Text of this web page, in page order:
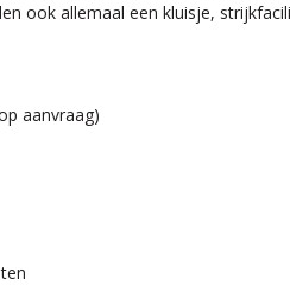
ook allemaal een kluisje,
aanvraag)